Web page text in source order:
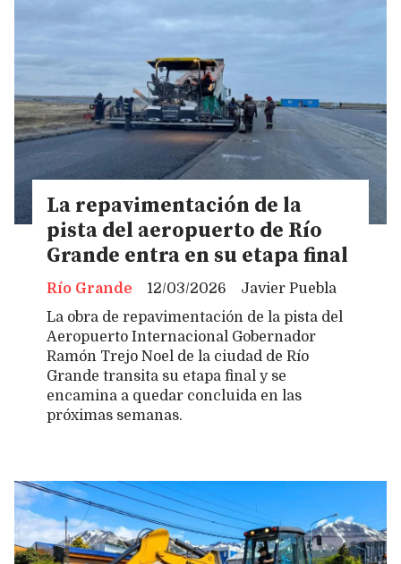
La repavimentación de la
pista del aeropuerto de Río
Grande entra en su etapa final
Javier Puebla
Río Grande
12/03/2026
La obra de repavimentación de la pista del
Aeropuerto Internacional Gobernador
Ramón Trejo Noel de la ciudad de Río
Grande transita su etapa final y se
encamina a quedar concluida en las
próximas semanas.